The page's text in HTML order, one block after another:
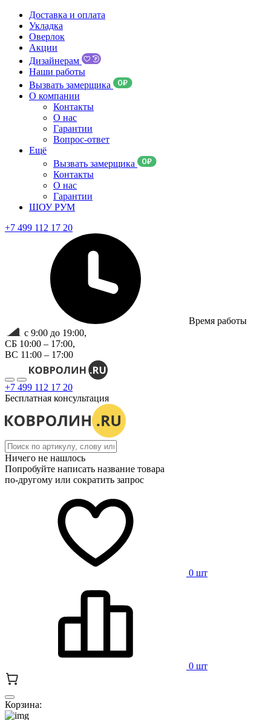
Доставка и оплата
Укладка
Оверлок
Акции
Дизайнерам
Наши работы
Вызвать замерщика
О компании
Контакты
О нас
Гарантии
Вопрос-ответ
Ещё
Вызвать замерщика
Контакты
О нас
Гарантии
ШОУ РУМ
+7 499 112 17 20
Время работы
с 9:00 до 19:00,
СБ 10:00 – 17:00,
ВС 11:00 – 17:00
+7 499 112 17 20
Бесплатная консультация
Ничего не нашлось
Попробуйте написать название товара
по-другому или сократить запрос
0 шт
0 шт
Корзина: